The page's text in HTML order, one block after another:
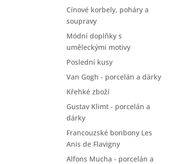
Cínové korbely, poháry a
soupravy
Módní doplňky s
uměleckými motivy
Poslední kusy
Van Gogh - porcelán a dárky
Křehké zboží
Gustav Klimt - porcelán a
dárky
Francouzské bonbony Les
Anis de Flavigny
Alfons Mucha - porcelán a